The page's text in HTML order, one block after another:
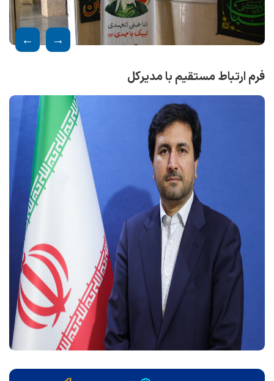
فرم ارتباط مستقیم با مدیرکل